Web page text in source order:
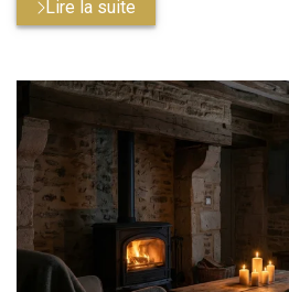
Lire la suite